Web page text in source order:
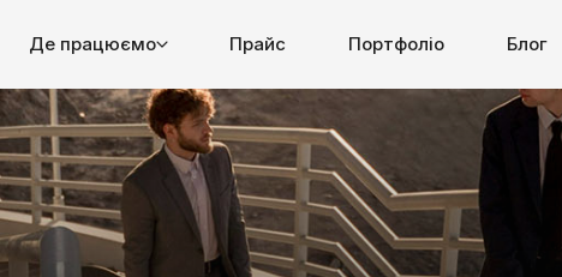
Де працюємо Прайс Портфоліо Блог